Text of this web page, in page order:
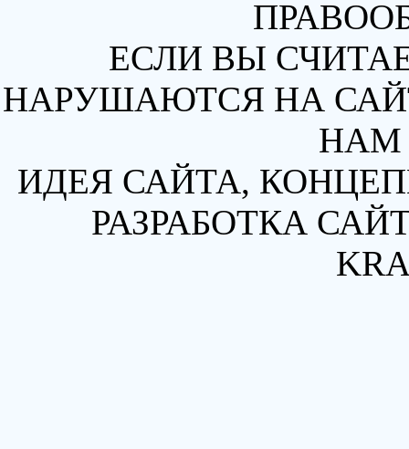
ЕСЛИ ВЫ
НАРУШАЮТСЯ НА
НАМ
ИДЕЯ САЙТА,
РАЗРАБОТКА